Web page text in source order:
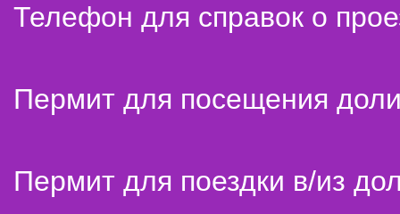
Телефон для справок о
Пермит для посещения
Пермит для поездки в/из